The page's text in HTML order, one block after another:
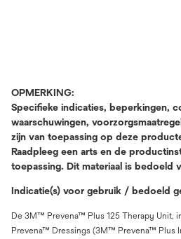
OPMERKING:
Specifieke indicaties, beperkingen,
waarschuwingen,
zijn van toepassing op deze
Raadpleeg een arts en de
toepassing. Dit materiaal is bedoeld
Indicatie(s) voor gebruik / bedoeld
De 3M™ Prevena™ Plus 125 Therapy Unit,
Prevena™ Dressings (3M™ Prevena™ Plus